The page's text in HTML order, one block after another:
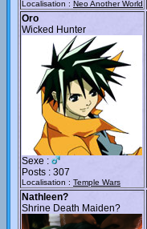
Localisation : Neo Another World
Oro
Wicked Hunter
Sexe :
Posts : 307
Localisation : Temple Wars
Nathleen?
Shrine Death Maiden?